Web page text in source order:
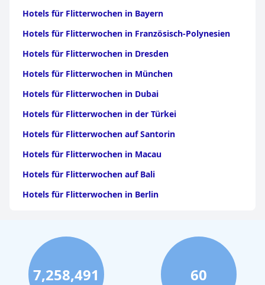
Hotels für Flitterwochen in Bayern
Hotels für Flitterwochen in Französisch-Polynesien
Hotels für Flitterwochen in Dresden
Hotels für Flitterwochen in München
Hotels für Flitterwochen in Dubai
Hotels für Flitterwochen in der Türkei
Hotels für Flitterwochen auf Santorin
Hotels für Flitterwochen in Macau
Hotels für Flitterwochen auf Bali
Hotels für Flitterwochen in Berlin
Hotels für Flitterwochen auf Mauritius
Hotels für Flitterwochen in Paris
Hotels für Flitterwochen in Tulum
7,258,491 60